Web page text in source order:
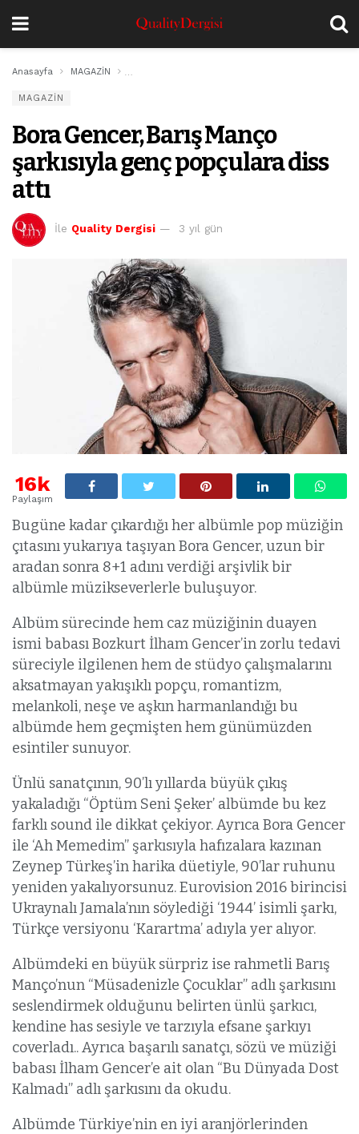
Anasayfa MAGAZİN
MAGAZİN
Bora Gencer, Barış Manço
şarkısıyla genç popçulara diss
attı
İle Quality Dergisi 3 yıl gün
16k
Paylaşım
Bugüne kadar çıkardığı her albümle pop müziğin
çıtasını yukarıya taşıyan Bora Gencer, uzun bir
aradan sonra 8+1 adını verdiği arşivlik bir
albümle müzikseverlerle buluşuyor.
Albüm sürecinde hem caz müziğinin duayen
ismi babası Bozkurt İlham Gencer’in zorlu tedavi
süreciyle ilgilenen hem de stüdyo çalışmalarını
aksatmayan yakışıklı popçu, romantizm,
melankoli, neşe ve aşkın harmanlandığı bu
albümde hem geçmişten hem günümüzden
esintiler sunuyor.
Ünlü sanatçının, 90’lı yıllarda büyük çıkış
yakaladığı “Öptüm Seni Şeker’ albümde bu kez
farklı sound ile dikkat çekiyor. Ayrıca Bora Gencer
ile ‘Ah Memedim” şarkısıyla hafızalara kazınan
Zeynep Türkeş’in harika düetiyle, 90’lar ruhunu
yeniden yakalıyorsunuz. Eurovision 2016 birincisi
Ukraynalı Jamala’nın söylediği ‘1944’ isimli şarkı,
Türkçe versiyonu ‘Karartma’ adıyla yer alıyor.
Albümdeki en büyük sürpriz ise rahmetli Barış
Manço’nun “Müsadenizle Çocuklar” adlı şarkısını
seslendirmek olduğunu belirten ünlü şarkıcı,
kendine has sesiyle ve tarzıyla efsane şarkıyı
coverladı.. Ayrıca başarılı sanatçı, sözü ve müziği
babası İlham Gencer’e ait olan “Bu Dünyada Dost
Kalmadı” adlı şarkısını da okudu.
Albümde Türkiye’nin en iyi aranjörlerinden